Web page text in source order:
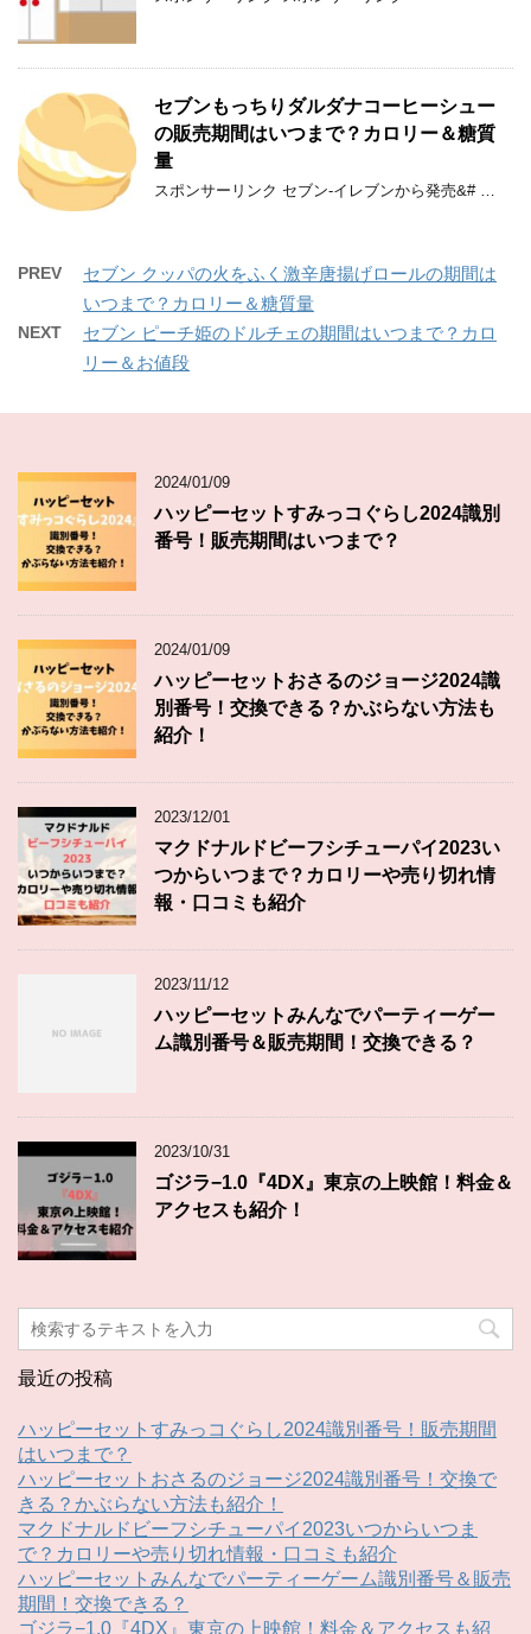
セブンもっちりダルダナコーヒーシュー
の販売期間はいつまで？カロリー＆糖質
量
スポンサーリンク セブン-イレブンから発売&# …
PREV
セブン クッパの火をふく激辛唐揚げロールの期間は
いつまで？カロリー＆糖質量
NEXT
セブン ピーチ姫のドルチェの期間はいつまで？カロ
リー＆お値段
2024/01/09
ハッピーセットすみっコぐらし2024識別
番号！販売期間はいつまで？
2024/01/09
ハッピーセットおさるのジョージ2024識
別番号！交換できる？かぶらない方法も
紹介！
2023/12/01
マクドナルドビーフシチューパイ2023い
つからいつまで？カロリーや売り切れ情
報・口コミも紹介
2023/11/12
ハッピーセットみんなでパーティーゲー
ム識別番号＆販売期間！交換できる？
2023/10/31
ゴジラ−1.0『4DX』東京の上映館！料金＆
アクセスも紹介！
最近の投稿
ハッピーセットすみっコぐらし2024識別番号！販売期間
はいつまで？
ハッピーセットおさるのジョージ2024識別番号！交換で
きる？かぶらない方法も紹介！
マクドナルドビーフシチューパイ2023いつからいつま
で？カロリーや売り切れ情報・口コミも紹介
ハッピーセットみんなでパーティーゲーム識別番号＆販売
期間！交換できる？
ゴジラ−1.0『4DX』東京の上映館！料金＆アクセスも紹